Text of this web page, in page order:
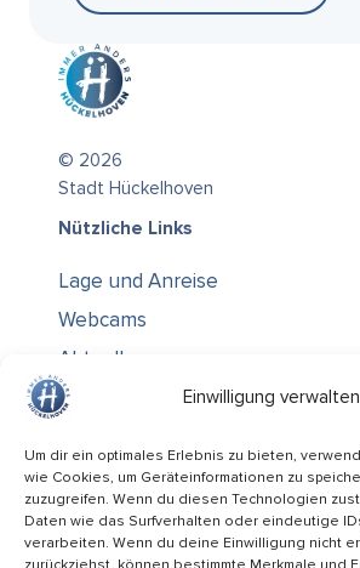
Einwilligung verwalten
Um dir ein optimales Erlebnis zu bieten,
wie Cookies, um Geräteinformationen zu
zuzugreifen. Wenn du diesen Technologien
Daten wie das Surfverhalten oder eindeutige
verarbeiten. Wenn du deine Einwilligung nicht
© 2026
Stadt Hückelhoven
Nützliche Links
Lage und Anreise
Webcams
Aktuelles
Über uns
Kontakt / Öffnungszeiten
Alle Ämter
Stellenausschreibungen
Rechtliches